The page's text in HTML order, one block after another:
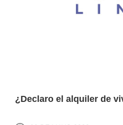
¿Declaro el alquiler de